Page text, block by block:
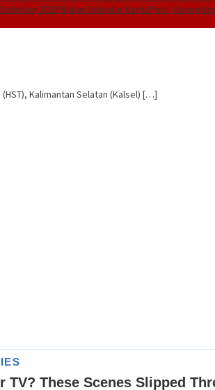
2029Bukan Sekadar Kartu Pers,
Kalimantan Selatan (Kalsel) […]